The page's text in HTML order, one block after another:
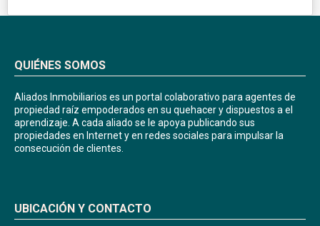
QUIÉNES SOMOS
Aliados Inmobiliarios es un portal colaborativo para agentes de
propiedad raíz empoderados en su quehacer y dispuestos a el
aprendizaje. A cada aliado se le apoya publicando sus
propiedades en Internet y en redes sociales para impulsar la
consecución de clientes.
UBICACIÓN Y CONTACTO